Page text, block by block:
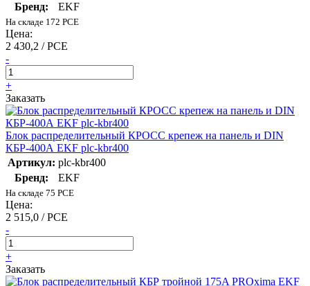
Бренд:
EKF
На складе 172 PCE
Цена:
2 430,2 / PCE
-
+
Заказать
Блок распределительный КРОСС крепеж на панель и DIN
КБР-400А EKF plc-kbr400
Артикул: plc-kbr400
Бренд:
EKF
На складе 75 PCE
Цена:
2 515,0 / PCE
-
+
Заказать